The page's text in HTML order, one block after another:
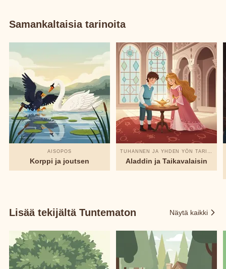
Samankaltaisia tarinoita
AISOPOS
Korppi ja joutsen
TUHANNEN JA YHDEN YÖN TARINAT
Aladdin ja Taikavalaisin
Lisää tekijältä Tuntematon Näytä kaikki